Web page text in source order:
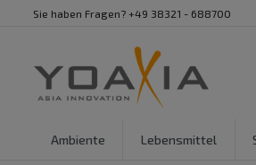
Sie haben Fragen? +49 38321 - 688700
Ambiente Lebensmittel